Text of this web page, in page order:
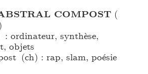
COMPOST (
ordinateur, synthèse,
objets
(ch) : rap, slam, poésie